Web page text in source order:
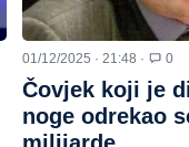
01/12/2025 · 21:48 · 0
Čovjek koji je
noge odrekao